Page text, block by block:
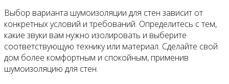
Выбор варианта шумоизоляции для стен зависит от
конкретных условий и требований. Определитесь с тем,
какие звуки вам нужно изолировать и выберите
соответствующую технику или материал. Сделайте свой
дом более комфортным и спокойным, применив
шумоизоляцию для стен.